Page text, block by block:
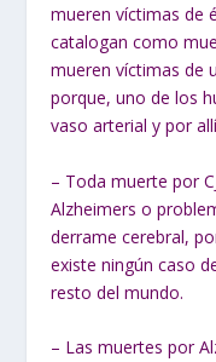
mueren víctimas de
catalogan como
mueren víctimas de
porque, uno de los
vaso arterial y por
– Toda muerte por
Alzheimers o
derrame cerebral,
existe ningún caso
resto del mundo.
– Las muertes por